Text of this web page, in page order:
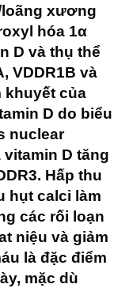
xương
hóa 1α
D và thụ thể
VDDR1B và
khuyết của
D do biểu
nuclear
D tăng
Hấp thu
hụt calci làm
các rối loạn
niệu và giảm
là đặc điểm
mặc dù